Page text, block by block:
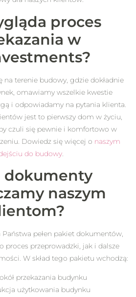
proces
w
na terenie budowy, gdzie dokładnie
omawiamy wszelkie kwestie
i odpowiadamy na pytania klienta.
jest to pierwszy dom w życiu,
czuli się pewnie i komfortowo w
Dowiedz się więcej o naszym
do budowy.
dokumenty
naszym
pełen pakiet dokumentów,
proces przeprowadzki, jak i dalsze
W skład tego pakietu wchodzą:
przekazania budynku
użytkowania budynku